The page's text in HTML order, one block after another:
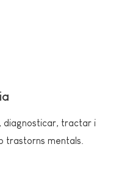
diagnosticar, tractar i
trastorns mentals.